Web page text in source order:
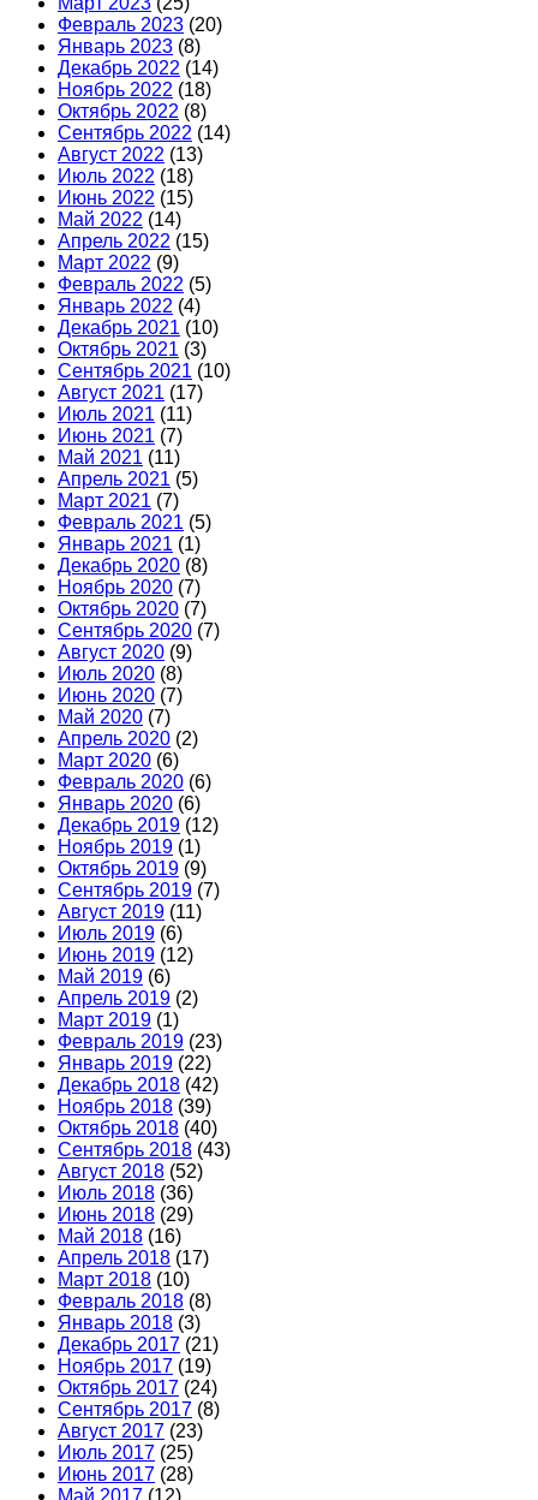
Февраль 2023 (20)
Январь 2023 (8)
Декабрь 2022 (14)
Ноябрь 2022 (18)
Октябрь 2022 (8)
Сентябрь 2022 (14)
Август 2022 (13)
Июль 2022 (18)
Июнь 2022 (15)
Май 2022 (14)
Апрель 2022 (15)
Март 2022 (9)
Февраль 2022 (5)
Январь 2022 (4)
Декабрь 2021 (10)
Октябрь 2021 (3)
Сентябрь 2021 (10)
Август 2021 (17)
Июль 2021 (11)
Июнь 2021 (7)
Май 2021 (11)
Апрель 2021 (5)
Март 2021 (7)
Февраль 2021 (5)
Январь 2021 (1)
Декабрь 2020 (8)
Ноябрь 2020 (7)
Октябрь 2020 (7)
Сентябрь 2020 (7)
Август 2020 (9)
Июль 2020 (8)
Июнь 2020 (7)
Май 2020 (7)
Апрель 2020 (2)
Март 2020 (6)
Февраль 2020 (6)
Январь 2020 (6)
Декабрь 2019 (12)
Ноябрь 2019 (1)
Октябрь 2019 (9)
Сентябрь 2019 (7)
Август 2019 (11)
Июль 2019 (6)
Июнь 2019 (12)
Май 2019 (6)
Апрель 2019 (2)
Март 2019 (1)
Февраль 2019 (23)
Январь 2019 (22)
Декабрь 2018 (42)
Ноябрь 2018 (39)
Октябрь 2018 (40)
Сентябрь 2018 (43)
Август 2018 (52)
Июль 2018 (36)
Июнь 2018 (29)
Май 2018 (16)
Апрель 2018 (17)
Март 2018 (10)
Февраль 2018 (8)
Январь 2018 (3)
Декабрь 2017 (21)
Ноябрь 2017 (19)
Октябрь 2017 (24)
Сентябрь 2017 (8)
Август 2017 (23)
Июль 2017 (25)
Июнь 2017 (28)